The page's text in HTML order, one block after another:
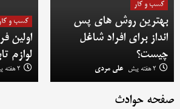
کسب و کار
بهترین روش‌ های پس‌
انداز برای افراد شاغل
چیست؟
2 هفته پیش علی مردی
کسب و کار
اولین
لوازم
2 هفته پیش
صفحه حوادث